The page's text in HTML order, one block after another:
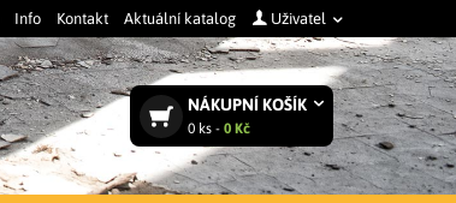
Info Kontakt Aktuální katalog Uživatel
NÁKUPNÍ KOŠÍK
0 ks - 0 Kč